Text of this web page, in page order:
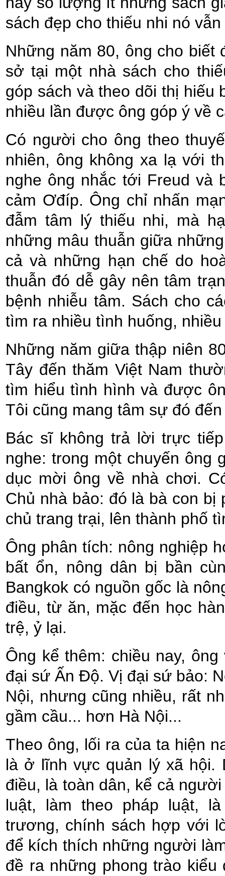
sách đẹp cho thiếu nhi nó
Những năm 80, ông cho
sở tại một nhà sách cho
góp sách và theo dõi thị hiếu
nhiều lần được ông góp ý về
Có người cho ông theo
nhiên, ông không xa lạ với
nghe ông nhắc tới Freud và
cảm Ơđíp. Ông chỉ nhấn
đẫm tâm lý thiếu nhi, mà
những mâu thuẫn giữa
cả và những hạn chế do
thuẫn đó dễ gây nên tâm
bệnh nhiễu tâm. Sách cho
tìm ra nhiều tình huống,
Những năm giữa thập niên
Tây đến thăm Việt Nam
tìm hiểu tình hình và được
Tôi cũng mang tâm sự đó
Bác sĩ không trả lời trực
nghe: trong một chuyến ông
dục mời ông về nhà chơi.
Chủ nhà bảo: đó là bà con bị
chủ trang trại, lên thành phố
Ông phân tích: nông nghiệp
bất ổn, nông dân bị bần
Bangkok có nguồn gốc là
điều, từ ăn, mặc đến học
trệ, ỷ lại.
Ông kể thêm: chiều nay,
đại sứ Ấn Độ. Vị đại sứ bảo:
Nội, nhưng cũng nhiều, rất
gầm cầu... hơn Hà Nội...
Theo ông, lối ra của ta hiện
là ở lĩnh vực quản lý xã hội.
điều, là toàn dân, kể cả
luật, làm theo pháp luật,
trương, chính sách hợp với
để kích thích những người
đề ra những phong trào